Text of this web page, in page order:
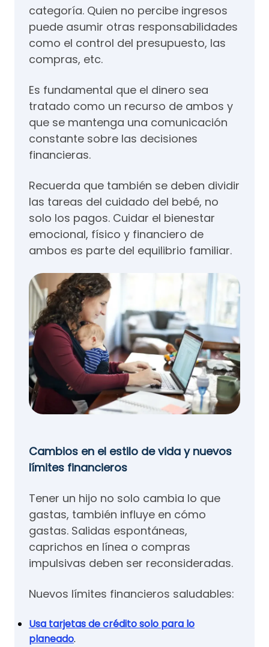
categoría. Quien no percibe ingresos
puede asumir otras responsabilidades
como el control del presupuesto, las
compras, etc.
Es fundamental que el dinero sea
tratado como un recurso de ambos y
que se mantenga una comunicación
constante sobre las decisiones
financieras.
Recuerda que también se deben dividir
las tareas del cuidado del bebé, no
solo los pagos. Cuidar el bienestar
emocional, físico y financiero de
ambos es parte del equilibrio familiar.
Cambios en el estilo de vida y nuevos
límites financieros
Tener un hijo no solo cambia lo que
gastas, también influye en cómo
gastas. Salidas espontáneas,
caprichos en línea o compras
impulsivas deben ser reconsideradas.
Nuevos límites financieros saludables:
Usa tarjetas de crédito solo para lo
planeado.